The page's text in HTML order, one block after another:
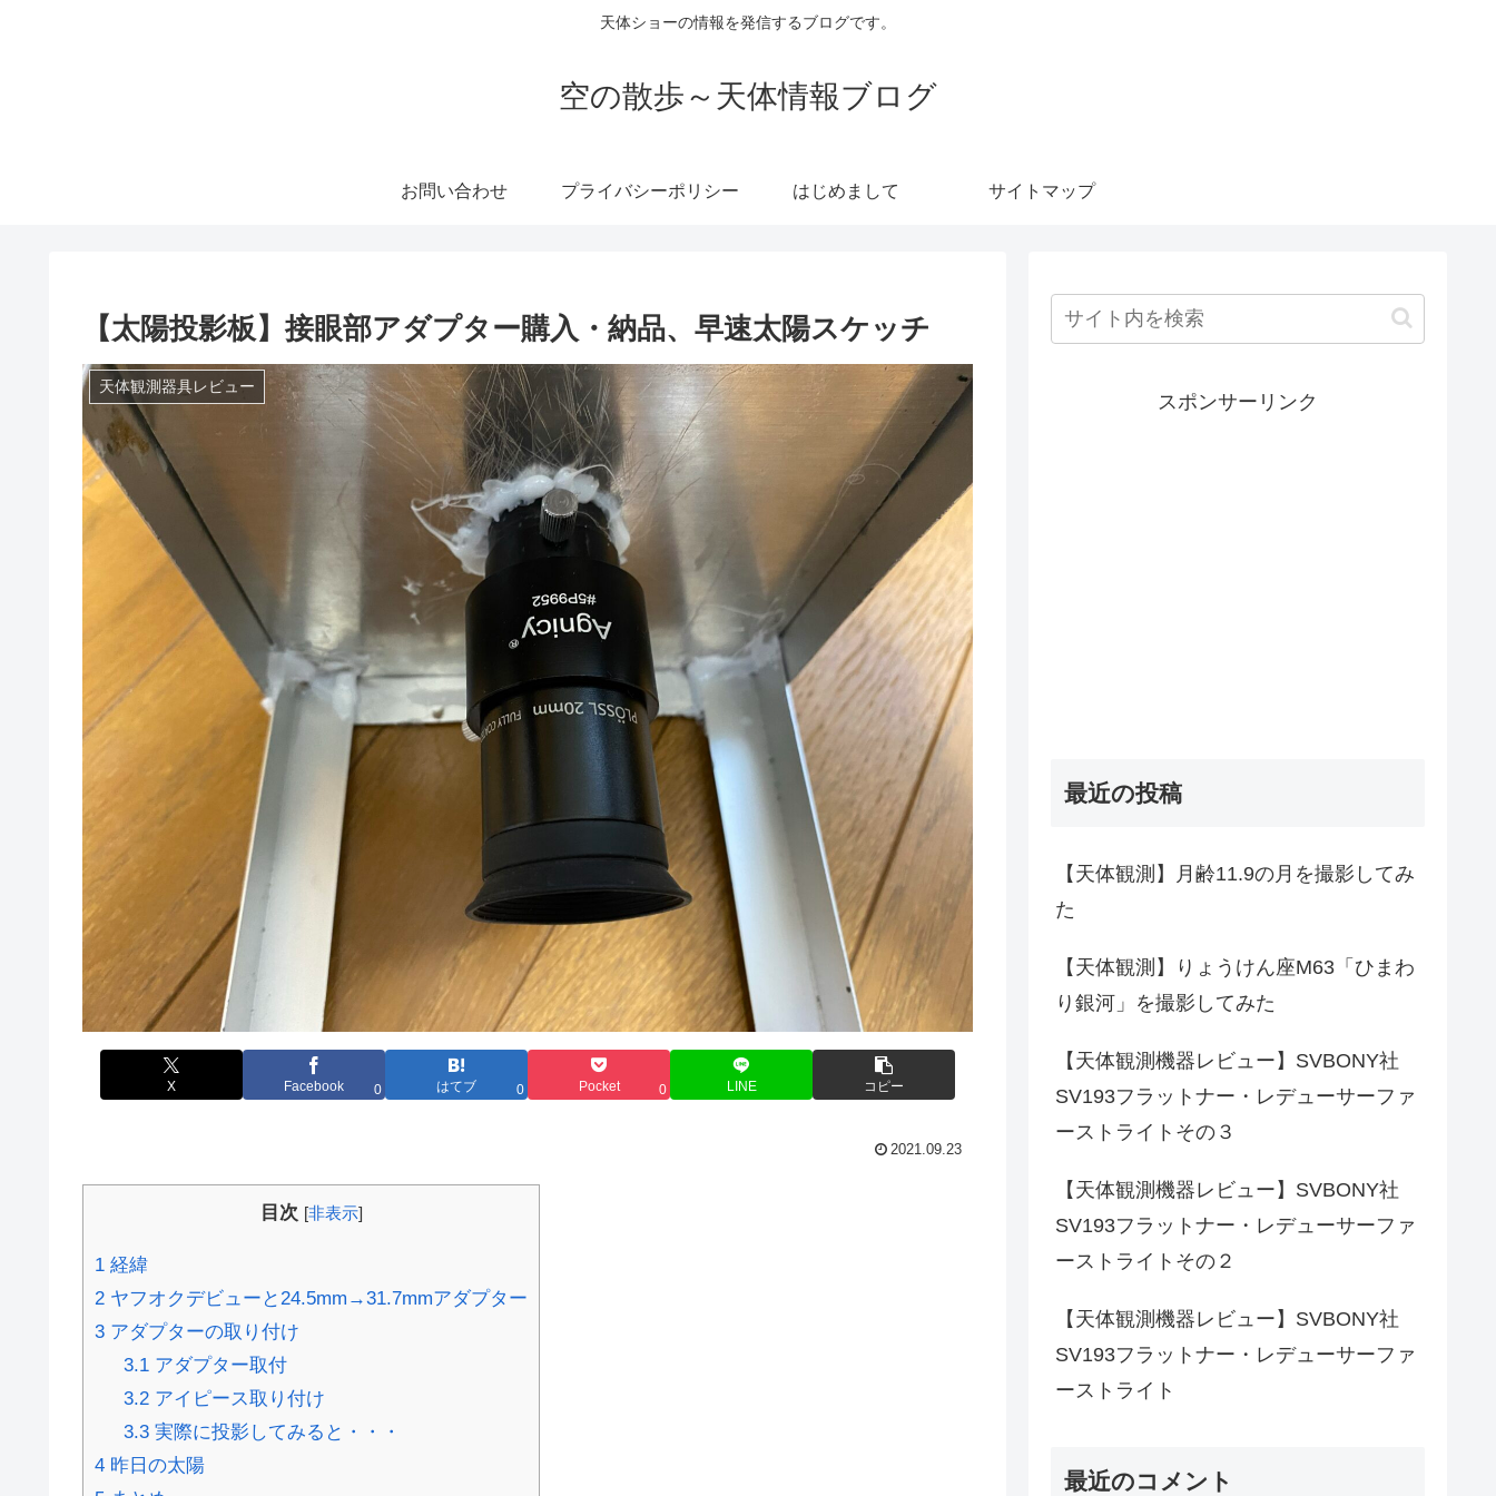
天体ショーの情報を発信するブログです。
空の散歩～天体情報ブログ
お問い合わせ プライバシーポリシー はじめまして サイトマップ
【太陽投影板】接眼部アダプター購入・納品、早速太陽スケッチ
天体観測器具レビュー
X Facebook 0 はてブ 0 Pocket 0 LINE コピー
2021.09.23
目次 [非表示]
1 経緯
2 ヤフオクデビューと24.5mm→31.7mmアダプター
3 アダプターの取り付け
3.1アダプター取付
3.2アイピース取り付け
3.3実際に投影してみると・・・
4 昨日の太陽
スポンサーリンク
最近の投稿
【天体観測】月齢11.9の月を撮影してみ
た
【天体観測】りょうけん座M63「ひまわ
り銀河」を撮影してみた
【天体観測機器レビュー】SVBONY社
SV193フラットナー・レデューサーファ
ーストライトその３
【天体観測機器レビュー】SVBONY社
SV193フラットナー・レデューサーファ
ーストライトその２
【天体観測機器レビュー】SVBONY社
SV193フラットナー・レデューサーファ
ーストライト
最近のコメント